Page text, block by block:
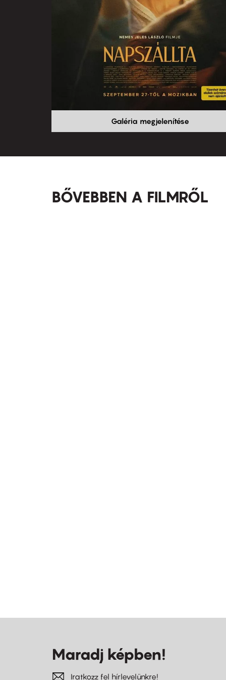
Galéria megjelenítése
BŐVEBBEN A FILMRŐL
Maradj képben!
Iratkozz fel hírlevelünkre!